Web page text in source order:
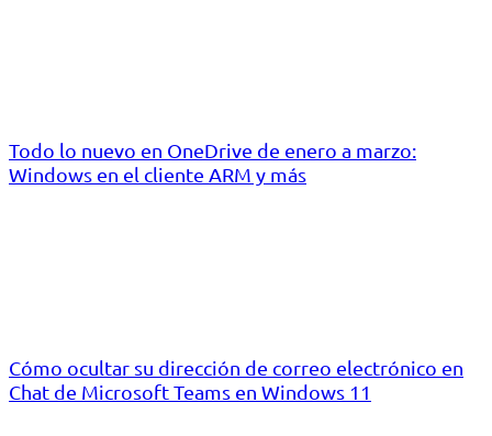
Todo lo nuevo en OneDrive de enero a marzo:
Windows en el cliente ARM y más
Cómo ocultar su dirección de correo electrónico en
Chat de Microsoft Teams en Windows 11